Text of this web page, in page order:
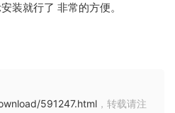
装就行了 非常的方便。
591247.html ，转载请注